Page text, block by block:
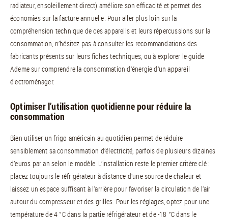
radiateur, ensoleillement direct) améliore son efficacité et permet des
économies sur la facture annuelle. Pour aller plus loin sur la
compréhension technique de ces appareils et leurs répercussions sur la
consommation, n’hésitez pas à consulter les recommandations des
fabricants présents sur leurs fiches techniques, ou à explorer le guide
Ademe sur comprendre la consommation d’énergie d’un appareil
électroménager.
Optimiser l’utilisation quotidienne pour réduire la
consommation
Bien utiliser un frigo américain au quotidien permet de réduire
sensiblement sa consommation d’électricité, parfois de plusieurs dizaines
d’euros par an selon le modèle. L’installation reste le premier critère clé :
placez toujours le réfrigérateur à distance d’une source de chaleur et
laissez un espace suffisant à l’arrière pour favoriser la circulation de l’air
autour du compresseur et des grilles. Pour les réglages, optez pour une
température de 4 °C dans la partie réfrigérateur et de -18 °C dans le